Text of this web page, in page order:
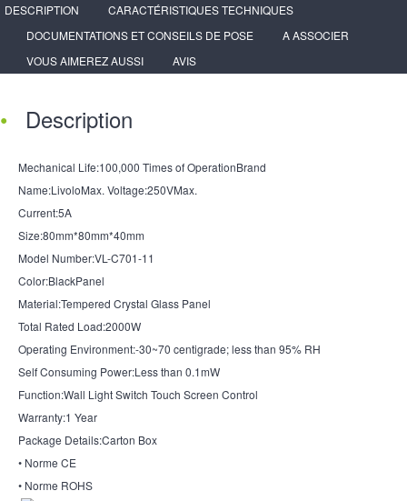
DESCRIPTION
CARACTÉRISTIQUES TECHNIQUES
DOCUMENTATIONS ET CONSEILS DE POSE
A ASSOCIER
VOUS AIMEREZ AUSSI
AVIS
Description
Mechanical Life:100,000 Times of OperationBrand
Name:LivoloMax. Voltage:250VMax.
Current:5A
Size:80mm*80mm*40mm
Model Number:VL-C701-11
Color:BlackPanel
Material:Tempered Crystal Glass Panel
Total Rated Load:2000W
Operating Environment:-30~70 centigrade; less than 95% RH
Self Consuming Power:Less than 0.1mW
Function:Wall Light Switch Touch Screen Control
Warranty:1 Year
Package Details:Carton Box
• Norme CE
• Norme ROHS